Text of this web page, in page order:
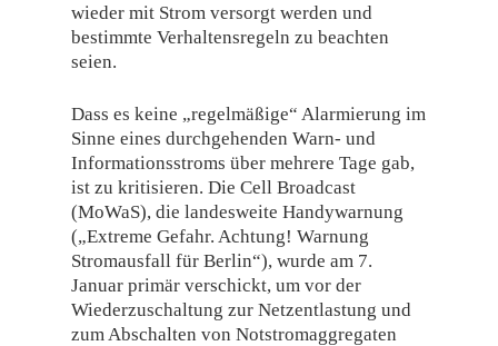
wieder mit Strom versorgt werden und
bestimmte Verhaltensregeln zu beachten
seien.
Dass es keine „regelmäßige“ Alarmierung im
Sinne eines durchgehenden Warn- und
Informationsstroms über mehrere Tage gab,
ist zu kritisieren. Die Cell Broadcast
(MoWaS), die landesweite Handywarnung
(„Extreme Gefahr. Achtung! Warnung
Stromausfall für Berlin“), wurde am 7.
Januar primär verschickt, um vor der
Wiederzuschaltung zur Netzentlastung und
zum Abschalten von Notstromaggregaten